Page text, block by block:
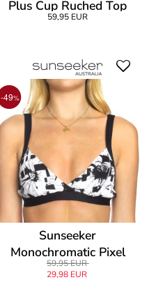
Plus Cup Ruched Top
59,95 EUR
-49%
Sunseeker
Monochromatic Pixel
Cross Front Top
59,95 EUR
29,98 EUR